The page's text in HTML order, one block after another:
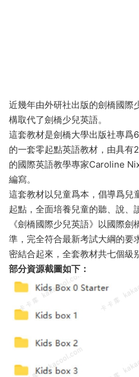
近幾年由外研社出版的劍橋國際
構取代了劍橋少兒英語。
這套教材是劍橋大學出版社專爲
的一套零起點英語教材，由具有
的國際英語教學專家Caroline
編寫。
這套教材以兒童爲本，倡導爲兒
起點，全面培養兒童的聽、說、
《劍橋國際少兒英語》以國際
準，完全符合最新考試大綱的要
密結合起來，全套教材共七個級
部分資源截圖如下：